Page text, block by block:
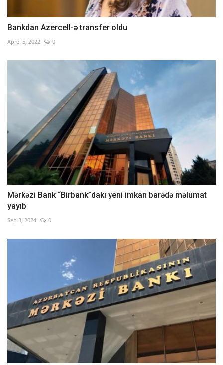
Bankdan Azercell-ə transfer oldu
Aprel 5, 2022 0
Mərkəzi Bank “Birbank”dakı yeni imkan barədə məlumat
yayıb
Sep 3, 2024 0